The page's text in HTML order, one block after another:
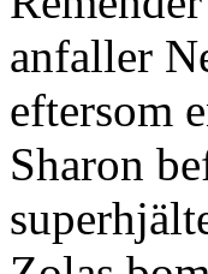
anfaller
eftersom
Sharon